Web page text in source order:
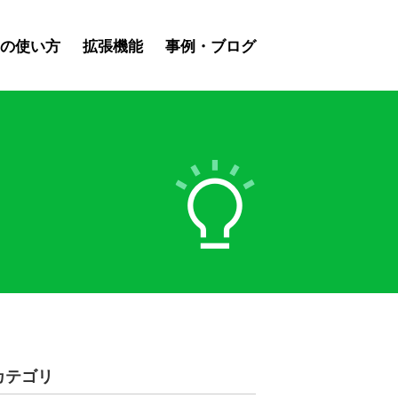
使い方 拡張機能 事例・ブログ
テゴリ